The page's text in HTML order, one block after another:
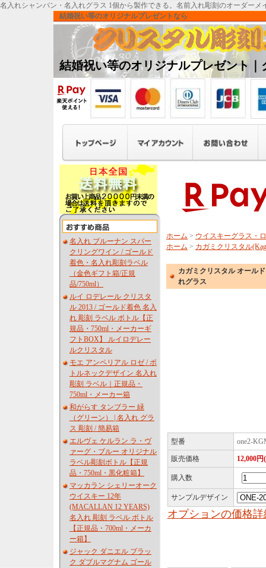
名入れシャンパン・名入れグラス 1個から製作できる。名前入れ彫刻のオーダーメ
結婚祝い等のオリジナルプレゼントなら
結婚祝い等のオリジナルプレゼント｜
名入れ ブルーナン スパー
クリングワイン / ゴールド
着色・名入れ彫刻ラベル
（金色ギフト箱/正規
品/750ml）
ルイ ロデレール クリスタ
ル 2013 / ゴールド着色 名入
れ 彫刻 ラベル ボトル【正
規品・750ml・メーカーギ
フトBOX】 ルイロデレー
ルクリスタル
モエ アンペリアル ロゼ / ボ
トルネックデザイン 名入れ
彫刻 ラベル｜正規品・
750ml・メーカー箱
和がらす タンブラー 緑
（グリーン） | 名入れ グラ
ス 彫刻 / 簡易箱
エルヴェ ケルラン ラ・ヴ
ァーグ・ブルー オリジナル
ラベル彫刻ボトル【正規
品・750ml・黒化粧箱】
マッカラン シェリーオーク
ウイスキー 12年
(MACALLAN 12 YEARS)
名入れ 彫刻 ラベル ボトル
【正規品・700ml・メーカ
ー箱】
ジャック ダニエル ブラッ
ク ダブルマグナム ゴール
ホーム > ウイスキーグラス・
ホーム > カガミクリスタル
カガミクリスタル オール
れグラス
型番 one2-
販売価格 12,000
購入数
サンプルデザイン
オプションの価格